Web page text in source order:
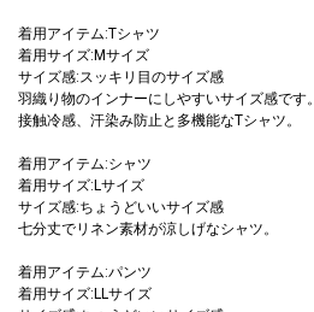
着用アイテム:Tシャツ
着用サイズ:Mサイズ
サイズ感:スッキリ目のサイズ感
羽織り物のインナーにしやすいサイズ感です。
接触冷感、汗染み防止と多機能なTシャツ。
着用アイテム:シャツ
着用サイズ:Lサイズ
サイズ感:ちょうどいいサイズ感
七分丈でリネン素材が涼しげなシャツ。
着用アイテム:パンツ
着用サイズ:LLサイズ